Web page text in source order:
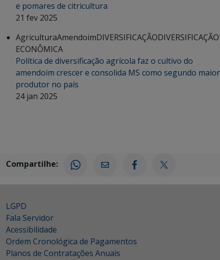
e pomares de citricultura
21 fev 2025
AgriculturaAmendoimDIVERSIFICAÇÃODIVERSIFICAÇÃO
ECONÔMICA
Política de diversificação agrícola faz o cultivo do
amendoim crescer e consolida MS como segundo maior
produtor no país
24 jan 2025
Compartilhe:
LGPD
Fala Servidor
Acessibilidade
Ordem Cronológica de Pagamentos
Planos de Contratações Anuais